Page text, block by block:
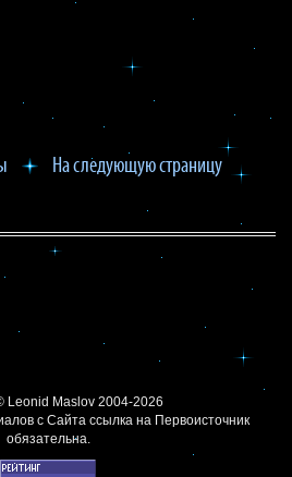
На следующую страницу
Leonid Maslov2004-2026
с Сайта ссылка на Первоисточник
обязательна.